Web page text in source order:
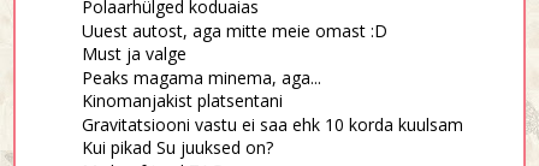
Polaarhülged koduaias
Uuest autost, aga mitte meie omast :D
Must ja valge
Peaks magama minema, aga...
Kinomanjakist platsentani
Gravitatsiooni vastu ei saa ehk 10 korda kuulsam
Kui pikad Su juuksed on?